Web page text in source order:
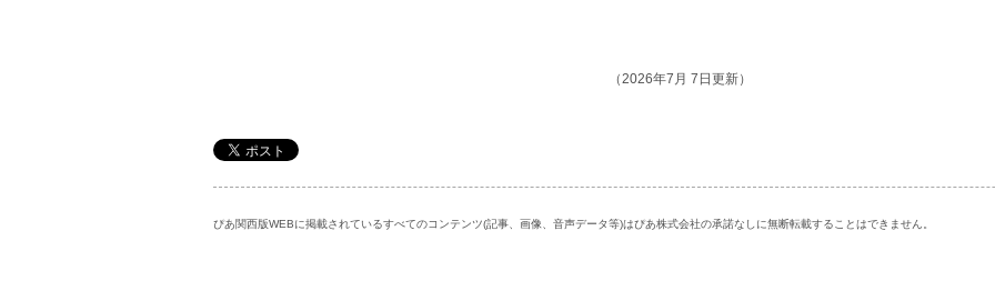
（2026年7月 7日更新）
ぴあ関西版WEBに掲載されているすべてのコンテンツ(記事、画像、音声データ等)はぴあ株式会社の承諾なしに無断転載することはできません。